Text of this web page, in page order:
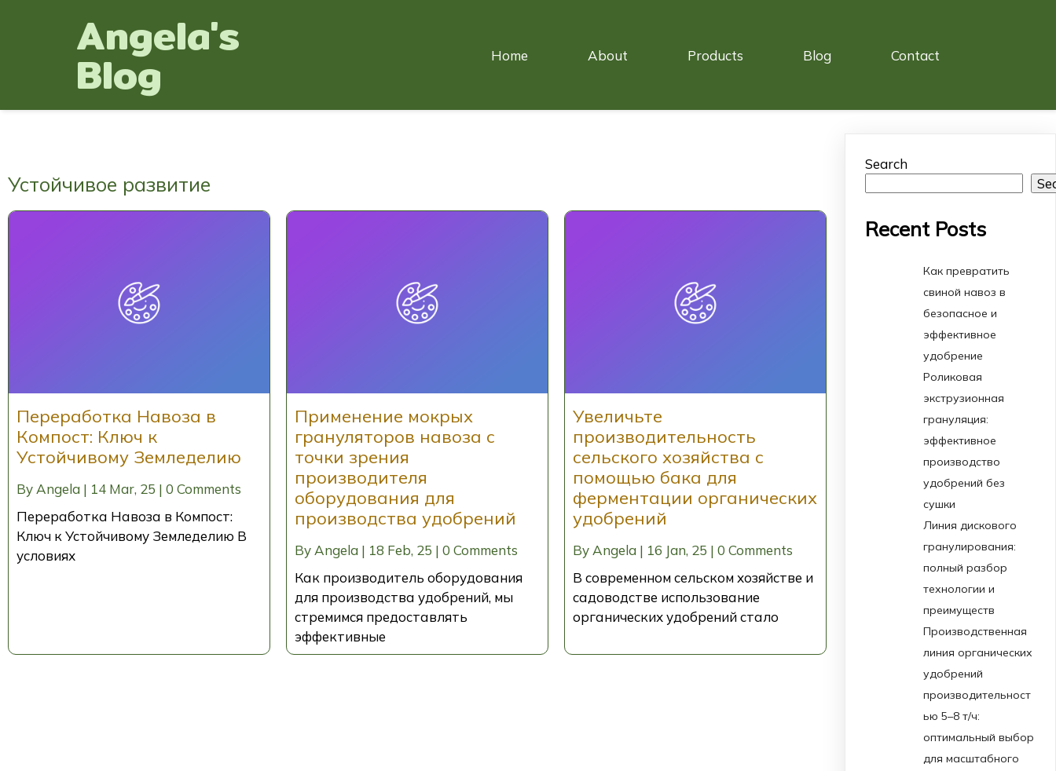
Angela's
Blog Home About Products Blog Contact
Устойчивое развитие
Переработка Навоза в
Компост: Ключ к
Устойчивому Земледелию
ByAngela | 14 Mar, 25 | 0 Comments
Переработка Навоза в Компост:
Ключ к Устойчивому Земледелию В
условиях
Применение мокрых
грануляторов навоза с
точки зрения
производителя
оборудования для
производства удобрений
ByAngela | 18 Feb, 25 | 0 Comments
Как производитель оборудования
для производства удобрений, мы
стремимся предоставлять
эффективные
Увеличьте
производительность
сельского хозяйства с
помощью бака для
ферментации органических
удобрений
ByAngela | 16 Jan, 25 | 0 Comments
В современном сельском хозяйстве и
садоводстве использование
органических удобрений стало
Search
Recent Posts
Как превратить
свиной навоз в
безопасное и
эффективное
удобрение
Роликовая
экструзионная
грануляция:
эффективное
производство
удобрений без
сушки
Линия дискового
гранулирования:
полный разбор
технологии и
преимуществ
Производственная
линия органических
удобрений
производительност
ью 5–8 т/ч:
оптимальный выбор
для масштабного